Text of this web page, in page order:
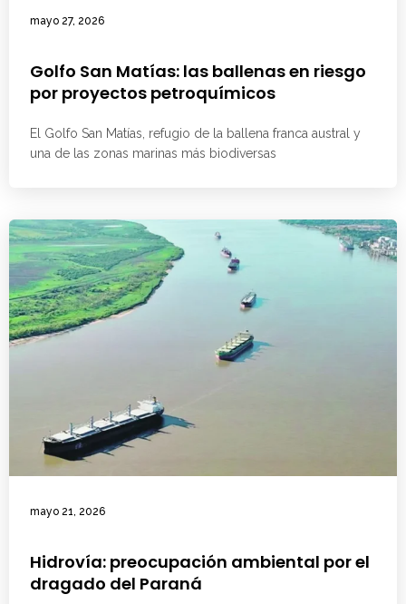
mayo 27, 2026
Golfo San Matías: las ballenas en riesgo
por proyectos petroquímicos
El Golfo San Matías, refugio de la ballena franca austral y
una de las zonas marinas más biodiversas
mayo 21, 2026
Hidrovía: preocupación ambiental por el
dragado del Paraná